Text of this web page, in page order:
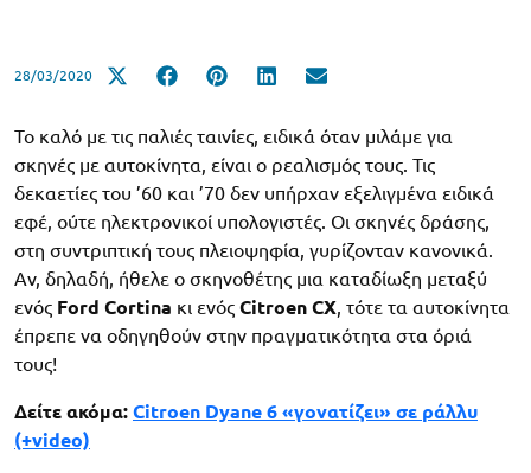
28/03/2020
Το καλό με τις παλιές ταινίες, ειδικά όταν μιλάμε για
σκηνές με αυτοκίνητα, είναι ο ρεαλισμός τους. Τις
δεκαετίες του ’60 και ’70 δεν υπήρχαν εξελιγμένα ειδικά
εφέ, ούτε ηλεκτρονικοί υπολογιστές. Οι σκηνές δράσης,
στη συντριπτική τους πλειοψηφία, γυρίζονταν κανονικά.
Αν, δηλαδή, ήθελε ο σκηνοθέτης μια καταδίωξη μεταξύ
ενός Ford Cortina κι ενός Citroen CX, τότε τα αυτοκίνητα
έπρεπε να οδηγηθούν στην πραγματικότητα στα όριά
τους!
Δείτε ακόμα: Citroen Dyane 6 «γονατίζει» σε ράλλυ
(+video)